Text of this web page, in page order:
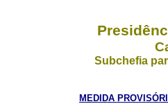
Subchefia
MEDIDA